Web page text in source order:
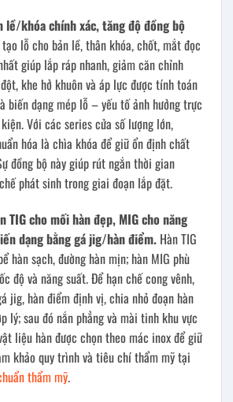
lề/khóa chính xác, tăng độ đồng bộ
tạo lỗ cho bản lề, thân khóa, chốt, mắt đọc
giúp lắp ráp nhanh, giảm căn chỉnh
khe hở khuôn và áp lực được tính toán
biến dạng mép lỗ – yếu tố ảnh hưởng trực
Với các series cửa số lượng lớn,
hóa là chìa khóa để giữ ổn định chất
đồng bộ này giúp rút ngắn thời gian
phát sinh trong giai đoạn lắp đặt.
TIG cho mối hàn đẹp, MIG cho năng
dạng bằng gá jig/hàn điểm. Hàn TIG
hàn sạch, đường hàn mịn; hàn MIG phù
độ và năng suất. Để hạn chế cong vênh,
jig, hàn điểm định vị, chia nhỏ đoạn hàn
lý; sau đó nắn phẳng và mài tinh khu vực
liệu hàn được chọn theo mác inox để giữ
khảo quy trình và tiêu chí thẩm mỹ tại
thẩm mỹ.